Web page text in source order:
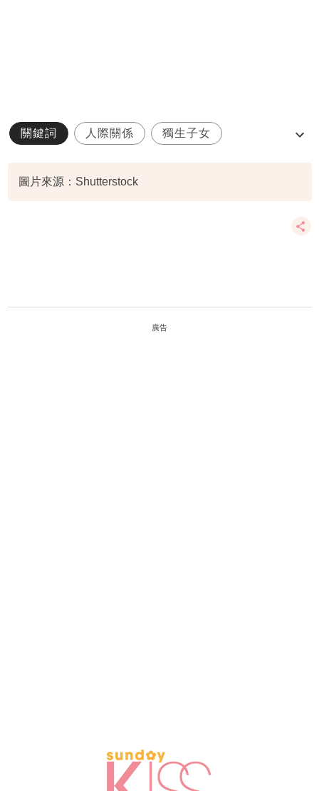
關鍵詞 人際關係 獨生子女
圖片來源：Shutterstock
廣告